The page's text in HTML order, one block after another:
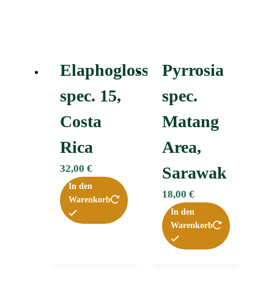
Elaphoglossum
spec. 15,
Costa
Rica
32,00 €
In den
Warenkorb
Pyrrosia
spec.
Matang
Area,
Sarawak
18,00 €
In den
Warenkorb